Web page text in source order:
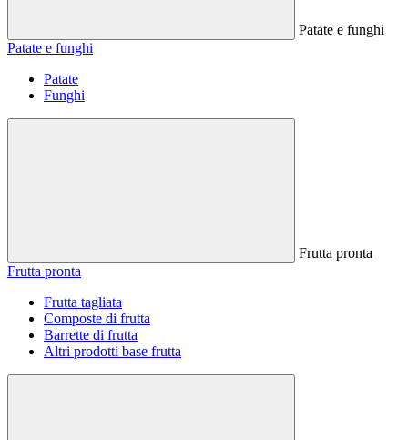
Patate e funghi
Patate e funghi
Patate
Funghi
Frutta pronta
Frutta pronta
Frutta tagliata
Composte di frutta
Barrette di frutta
Altri prodotti base frutta